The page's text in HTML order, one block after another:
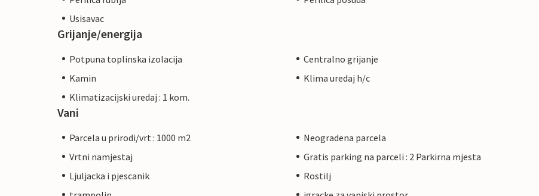
Usisavac
Grijanje/energija
Potpuna toplinska izolacija
Centralno grijanje
Kamin
Klima uredaj h/c
Klimatizacijski uredaj : 1 kom.
Vani
Parcela u prirodi/vrt : 1000 m2
Neogradena parcela
Vrtni namjestaj
Gratis parking na parceli : 2 Parkirna mjesta
Ljuljacka i pjescanik
Rostilj